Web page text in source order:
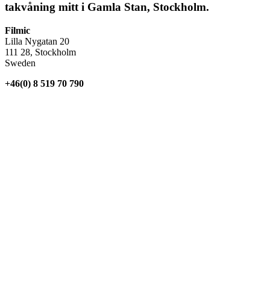
takvåning mitt i Gamla Stan, Stockholm.
Filmic
Lilla Nygatan 20
111 28, Stockholm
Sweden
+46(0) 8 519 70 790